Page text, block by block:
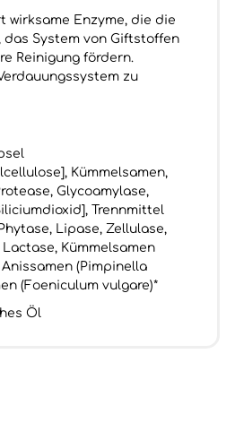
wirksame Enzyme, die die
das System von Giftstoffen
Reinigung fördern.
zu
Kümmelsamen,
Glycoamylase,
Trennmittel
Lipase, Zellulase,
Kümmelsamen
(Pimpinella
(Foeniculum vulgare)*
Öl